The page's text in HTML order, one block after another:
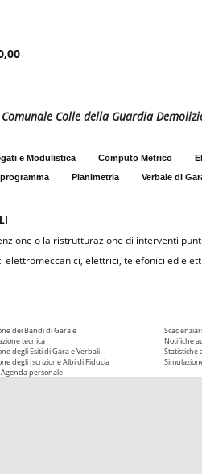
Colle della Guardia
e Modulistica Computo Metrico
Planimetria Verbale di
o la ristrutturazione di interventi
elettrici, telefonici ed
dei Bandi di Gara e
tecnica
degli Esiti di Gara e Verbali
degli Iscrizione Albi di Fiducia
personale
Notifiche
Statistiche